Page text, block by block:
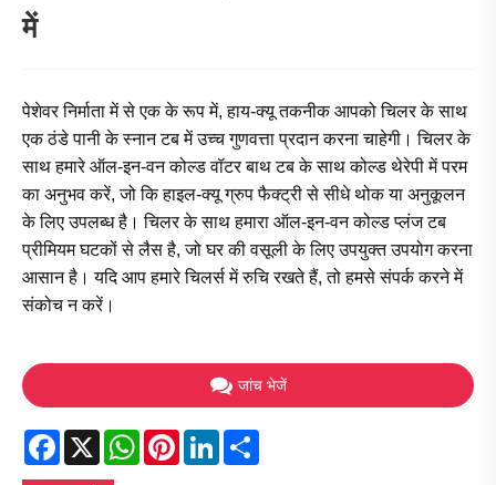
में
पेशेवर निर्माता में से एक के रूप में, हाय-क्यू तकनीक आपको चिलर के साथ
एक ठंडे पानी के स्नान टब में उच्च गुणवत्ता प्रदान करना चाहेगी। चिलर के
साथ हमारे ऑल-इन-वन कोल्ड वॉटर बाथ टब के साथ कोल्ड थेरेपी में परम
का अनुभव करें, जो कि हाइल-क्यू ग्रुप फैक्ट्री से सीधे थोक या अनुकूलन
के लिए उपलब्ध है। चिलर के साथ हमारा ऑल-इन-वन कोल्ड प्लंज टब
प्रीमियम घटकों से लैस है, जो घर की वसूली के लिए उपयुक्त उपयोग करना
आसान है। यदि आप हमारे चिलर्स में रुचि रखते हैं, तो हमसे संपर्क करने में
संकोच न करें।
जांच भेजें
Facebook
X WhatsApp
PinterestLinkedIn